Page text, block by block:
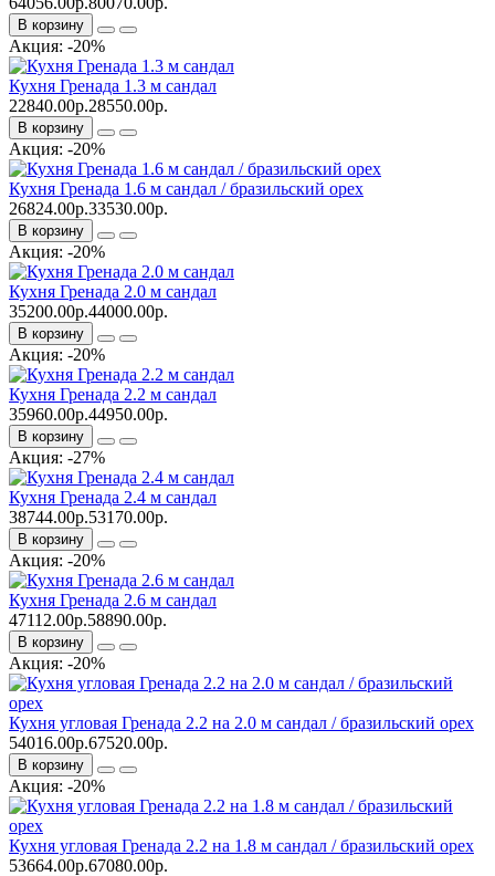
В корзину
Акция: -20%
Кухня Гренада 1.3 м сандал
22840.00р.28550.00р.
В корзину
Акция: -20%
Кухня Гренада 1.6 м сандал / бразильский орех
26824.00р.33530.00р.
В корзину
Акция: -20%
Кухня Гренада 2.0 м сандал
35200.00р.44000.00р.
В корзину
Акция: -20%
Кухня Гренада 2.2 м сандал
35960.00р.44950.00р.
В корзину
Акция: -27%
Кухня Гренада 2.4 м сандал
38744.00р.53170.00р.
В корзину
Акция: -20%
Кухня Гренада 2.6 м сандал
47112.00р.58890.00р.
В корзину
Акция: -20%
Кухня угловая Гренада 2.2 на 2.0 м сандал / бразильский орех
54016.00р.67520.00р.
В корзину
Акция: -20%
Кухня угловая Гренада 2.2 на 1.8 м сандал / бразильский орех
53664.00р.67080.00р.